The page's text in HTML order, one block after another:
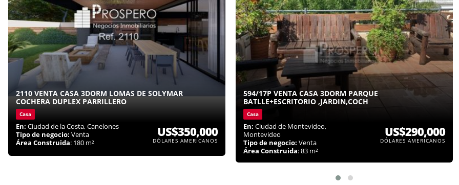
2110 VENTA CASA 3DORM LOMAS DE SOLYMAR
COCHERA DUPLEX PARRILLERO
Casa
En: Ciudad de la Costa, Canelones
Tipo de negocio: Venta
Área Construida: 180 m²
US$350,000
DÓLARES AMERICANOS
594/17P VENTA CASA 3DORM PARQUE
BATLLE+ESCRITORIO ,JARDIN,COCH
Casa
En: Ciudad de Montevideo,
Montevideo
Tipo de negocio: Venta
Área Construida: 83 m²
US$290,000
DÓLARES AMERICANOS